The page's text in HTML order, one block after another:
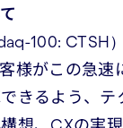
100: CTSH
様がこの急速
きるよう、テ